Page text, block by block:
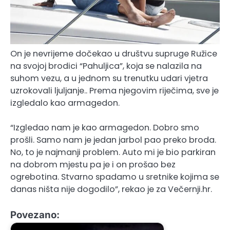
On je nevrijeme dočekao u društvu supruge Ružice
na svojoj brodici “Pahuljica”, koja se nalazila na
suhom vezu, a u jednom su trenutku udari vjetra
uzrokovali ljuljanje.. Prema njegovim riječima, sve je
izgledalo kao armagedon.
“Izgledao nam je kao armagedon. Dobro smo
prošli. Samo nam je jedan jarbol pao preko broda.
No, to je najmanji problem. Auto mi je bio parkiran
na dobrom mjestu pa je i on prošao bez
ogrebotina. Stvarno spadamo u sretnike kojima se
danas ništa nije dogodilo”, rekao je za Večernji.hr.
Povezano: